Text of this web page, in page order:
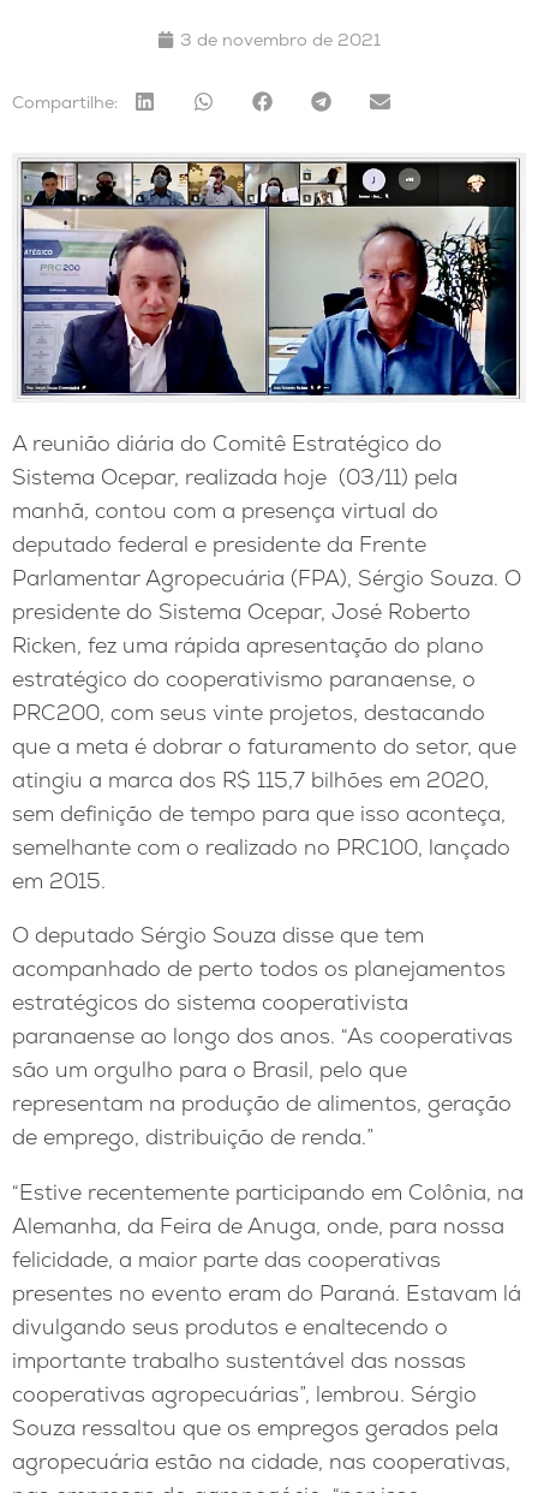
3 de novembro de 2021
Compartilhe:
A reunião diária do Comitê Estratégico do
Sistema Ocepar, realizada hoje (03/11) pela
manhã, contou com a presença virtual do
deputado federal e presidente da Frente
Parlamentar Agropecuária (FPA), Sérgio Souza. O
presidente do Sistema Ocepar, José Roberto
Ricken, fez uma rápida apresentação do plano
estratégico do cooperativismo paranaense, o
PRC200, com seus vinte projetos, destacando
que a meta é dobrar o faturamento do setor, que
atingiu a marca dos R$ 115,7 bilhões em 2020,
sem definição de tempo para que isso aconteça,
semelhante com o realizado no PRC100, lançado
em 2015.
O deputado Sérgio Souza disse que tem
acompanhado de perto todos os planejamentos
estratégicos do sistema cooperativista
paranaense ao longo dos anos. “As cooperativas
são um orgulho para o Brasil, pelo que
representam na produção de alimentos, geração
de emprego, distribuição de renda.”
“Estive recentemente participando em Colônia, na
Alemanha, da Feira de Anuga, onde, para nossa
felicidade, a maior parte das cooperativas
presentes no evento eram do Paraná. Estavam lá
divulgando seus produtos e enaltecendo o
importante trabalho sustentável das nossas
cooperativas agropecuárias”, lembrou. Sérgio
Souza ressaltou que os empregos gerados pela
agropecuária estão na cidade, nas cooperativas,